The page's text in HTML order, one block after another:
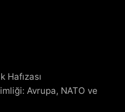
Hafızası
Avrupa, NATO ve